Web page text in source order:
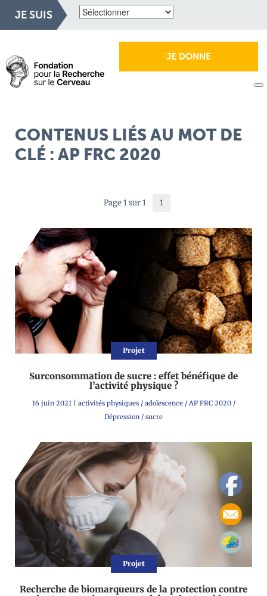
JE SUIS
JE DONNE
CONTENUS LIÉS AU MOT DE
CLÉ : AP FRC 2020
Page 1 sur 1 1
Projet
Surconsommation de sucre : effet bénéfique de
l’activité physique ?
16 juin 2021 | activités physiques/ adolescence/ AP FRC 2020/
Dépression / sucre
Projet
Recherche de biomarqueurs de la protection contre